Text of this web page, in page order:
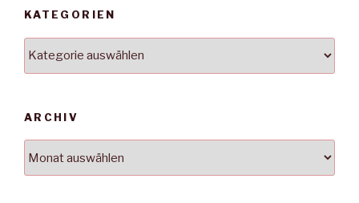
KATEGORIEN
ARCHIV